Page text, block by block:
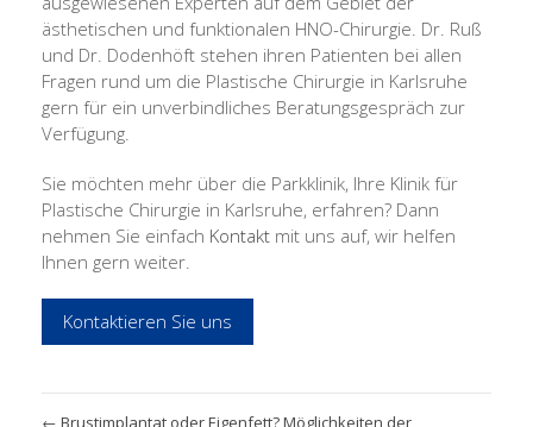
ästhetischen und funktionalen HNO-Chirurgie. Dr. Ruß
und Dr. Dodenhöft stehen ihren Patienten bei allen
Fragen rund um die Plastische Chirurgie in Karlsruhe
gern für ein unverbindliches Beratungsgespräch zur
Verfügung.
Sie möchten mehr über die Parkklinik, Ihre Klinik für
Plastische Chirurgie in Karlsruhe, erfahren? Dann
nehmen Sie einfach Kontakt mit uns auf, wir helfen
Ihnen gern weiter.
Kontaktieren Sie uns
← Brustimplantat oder Eigenfett? Möglichkeiten der